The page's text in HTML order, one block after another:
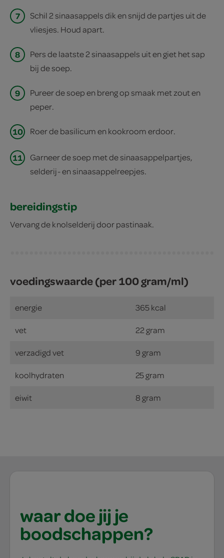
7
Schil 2 sinaasappels dik en snijd de partjes uit de
vliesjes. Houd apart.
8
Pers de laatste 2 sinaasappels uit en giet het sap
bij de soep.
9
Pureer de soep en breng op smaak met zout en
peper.
10 Roer de basilicum en kookroom erdoor.
11
Garneer de soep met de sinaasappelpartjes,
selderij- en sinaasappelreepjes.
bereidingstip
Vervang de knolselderij door pastinaak.
voedingswaarde (per 100 gram/ml)
energie 365 kcal
vet 22 gram
verzadigd vet 9 gram
koolhydraten 25 gram
eiwit 8 gram
waar doe jij je
boodschappen?